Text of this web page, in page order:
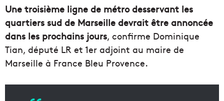
Une troisième ligne de métro desservant les
quartiers sud de Marseille devrait être annoncée
dans les prochains jours, confirme Dominique
Tian, député LR et 1er adjoint au maire de
Marseille à France Bleu Provence.